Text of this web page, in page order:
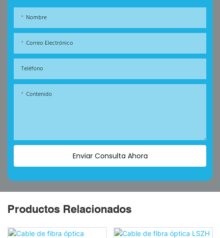
Nombre
Correo Electrónico
Teléfono
Contenido
Enviar Consulta Ahora
Productos Relacionados